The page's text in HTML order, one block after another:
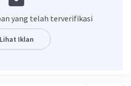
yang telah terverifikasi
Lihat Iklan